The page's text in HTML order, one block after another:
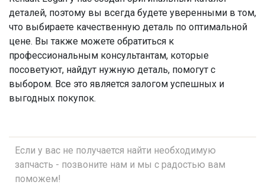
деталей, поэтому вы всегда будете уверенными в том,
что выбираете качественную деталь по оптимальной
цене. Вы также можете обратиться к
профессиональным консультантам, которые
посоветуют, найдут нужную деталь, помогут с
выбором. Все это является залогом успешных и
выгодных покупок.
Если у вас не получается найти необходимую
запчасть - позвоните нам и мы с радостью вам
поможем!